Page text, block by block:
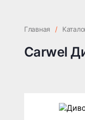
Главная /
Carwel